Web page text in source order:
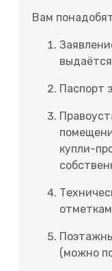
Вам
Паспорт
купли-
(можно